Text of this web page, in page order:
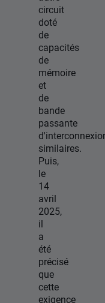
circuit
doté
de
capacités
de
mémoire
et
de
bande
passante
similaires.
Puis,
le
14
avril
2025,
il
a
été
précisé
que
cette
exigence